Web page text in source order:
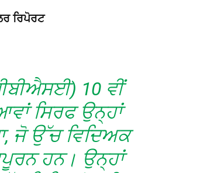
ਰਿਪੋਰਟ
10 ਵੀਂ
ਸਿਰਫ ਉਨ੍ਹਾਂ
ਜੋ ਉੱਚ ਵਿਦਿਅਕ
ਹਨ। ਉਨ੍ਹਾਂ